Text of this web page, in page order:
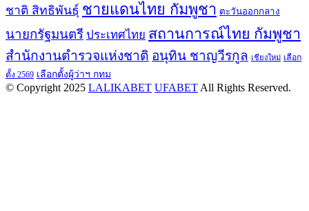
ชาติ สิทธิพันธุ์ ชายแดนไทย กัมพูชา ตะวันออกกลาง
นายกรัฐมนตรี ประเทศไทย สถานการณ์ไทย กัมพูชา
สำนักงานตำรวจแห่งชาติ อนุทิน ชาญวีรกูล เชียงใหม่ เลือก
ตั้ง 2569 เลือกตั้งผู้ว่าฯ กทม
© Copyright 2025 LALIKABET UFABET All Rights Reserved.